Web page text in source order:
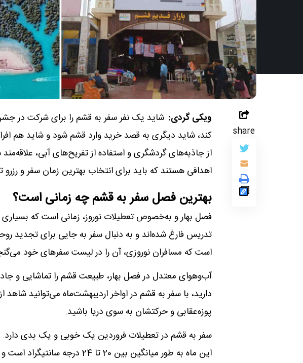
ویکی گردی: شاید یک نفر سفر به قشم را برای شرکت در
کند، شاید دیگری به قصد خرید وارد قشم شود و شاید هم
از جاذبه‌های گردشگری و استفاده از تفریح‌های آبی،
اهدافی هستند که باید برای انتخاب بهترین زمان سفر و رزرو
بهترین فصل سفر به قشم چه زمانی است؟
فصل بهار و به‌خصوص تعطیلات نوروز، زمانی است که بسیاری
تدریس فارغ شده‌اند و به دنبال سفر به جایی برای تجدید
است که مسافران نوروزی، آن را در لیست سفرهای خود
آب‌وهوای معتدل در فصل بهار، طبیعت قشم را تماشایی و
دارید، با سفر به قشم در اواخر اردیبهشت‌ماه می‌توانید
پوزه‌عقابی و حرکتشان به سوی دریا باشید.
سفر به قشم در تعطیلات فروردین یک خوبی و یک بدی
این ماه به طور میانگین بین 20 تا
share